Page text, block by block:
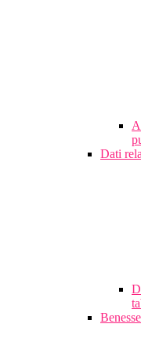
Dati